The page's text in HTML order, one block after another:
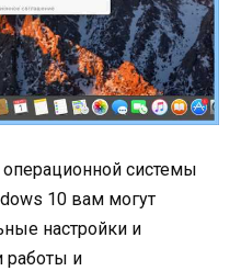
системы
10 вам могут
настройки и
работы и